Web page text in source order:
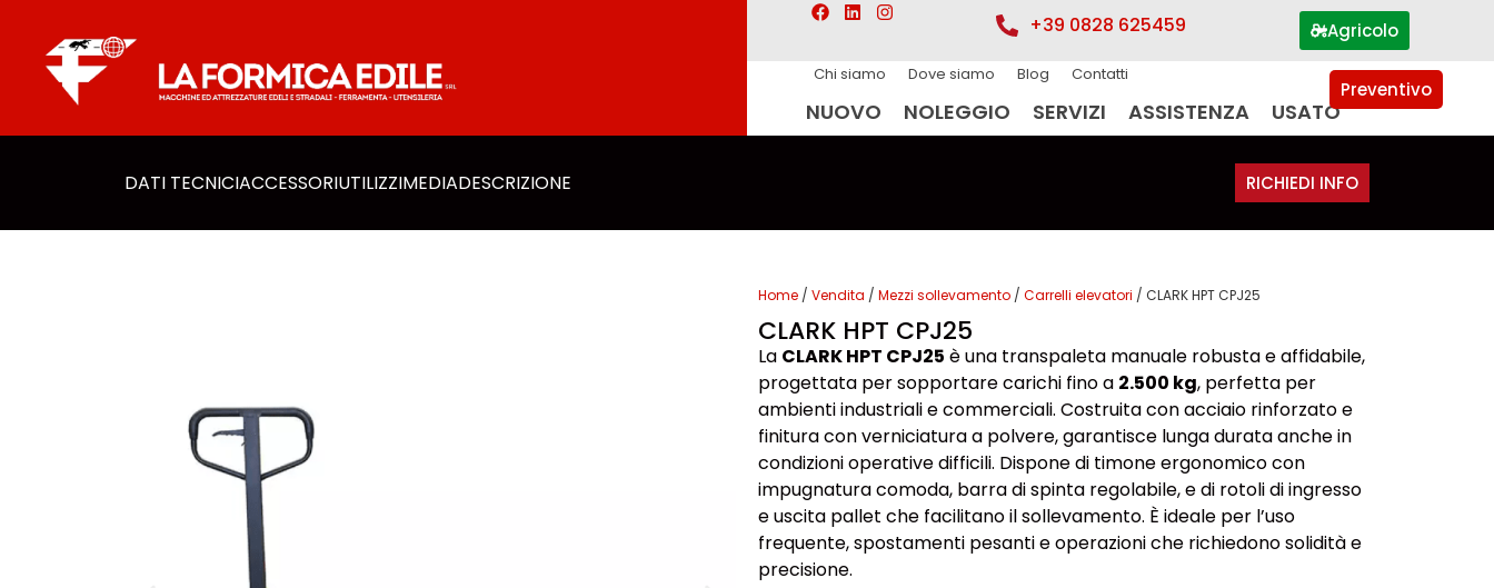
+39 0828 625459 Agricolo
Chi siamo Dove siamo Blog Contatti
NUOVO NOLEGGIO SERVIZI ASSISTENZA USATO
Preventivo
DATI TECNICIACCESSORI​UTILIZZIMEDIADESCRIZIONE RICHIEDI INFO
Home / Vendita / Mezzi sollevamento / Carrelli elevatori / CLARK HPT CPJ25
CLARK HPT CPJ25
La CLARK HPT CPJ25 è una transpaleta manuale robusta e affidabile,
progettata per sopportare carichi fino a 2.500 kg, perfetta per
ambienti industriali e commerciali. Costruita con acciaio rinforzato e
finitura con verniciatura a polvere, garantisce lunga durata anche in
condizioni operative difficili. Dispone di timone ergonomico con
impugnatura comoda, barra di spinta regolabile, e di rotoli di ingresso
e uscita pallet che facilitano il sollevamento. È ideale per l’uso
frequente, spostamenti pesanti e operazioni che richiedono solidità e
precisione.